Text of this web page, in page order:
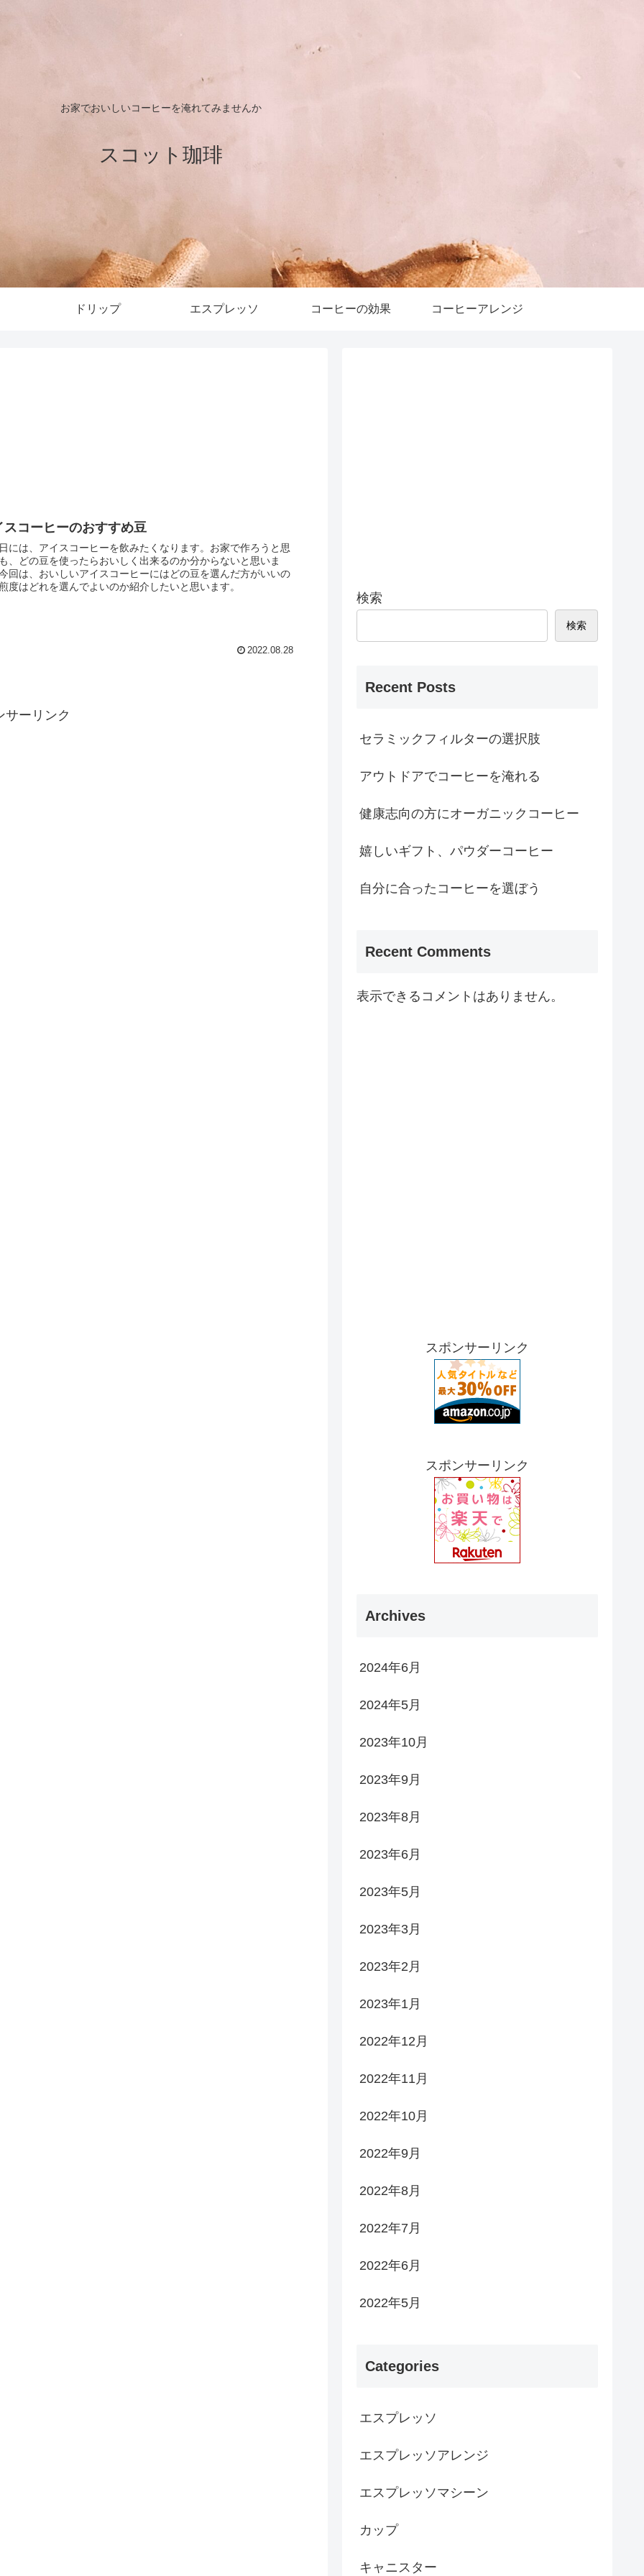
お家でおいしいコーヒーを淹れてみませんか
スコット珈琲
ドリップ エスプレッソ コーヒーの効果 コーヒーアレンジ
スコーヒーのおすすめ豆
には、アイスコーヒーを飲みたくなります。お家で作ろうと思
、どの豆を使ったらおいしく出来るのか分からないと思いま
回は、おいしいアイスコーヒーにはどの豆を選んだ方がいいの
度はどれを選んでよいのか紹介したいと思います。
2022.08.28
サーリンク
検索
検索
Recent Posts
セラミックフィルターの選択肢
アウトドアでコーヒーを淹れる
健康志向の方にオーガニックコーヒー
嬉しいギフト、パウダーコーヒー
自分に合ったコーヒーを選ぼう
Recent Comments
表示できるコメントはありません。
スポンサーリンク
スポンサーリンク
Archives
2024年6月
2024年5月
2023年10月
2023年9月
2023年8月
2023年6月
2023年5月
2023年3月
2023年2月
2023年1月
2022年12月
2022年11月
2022年10月
2022年9月
2022年8月
2022年7月
2022年6月
2022年5月
Categories
エスプレッソ
エスプレッソアレンジ
エスプレッソマシーン
カップ
キャニスター